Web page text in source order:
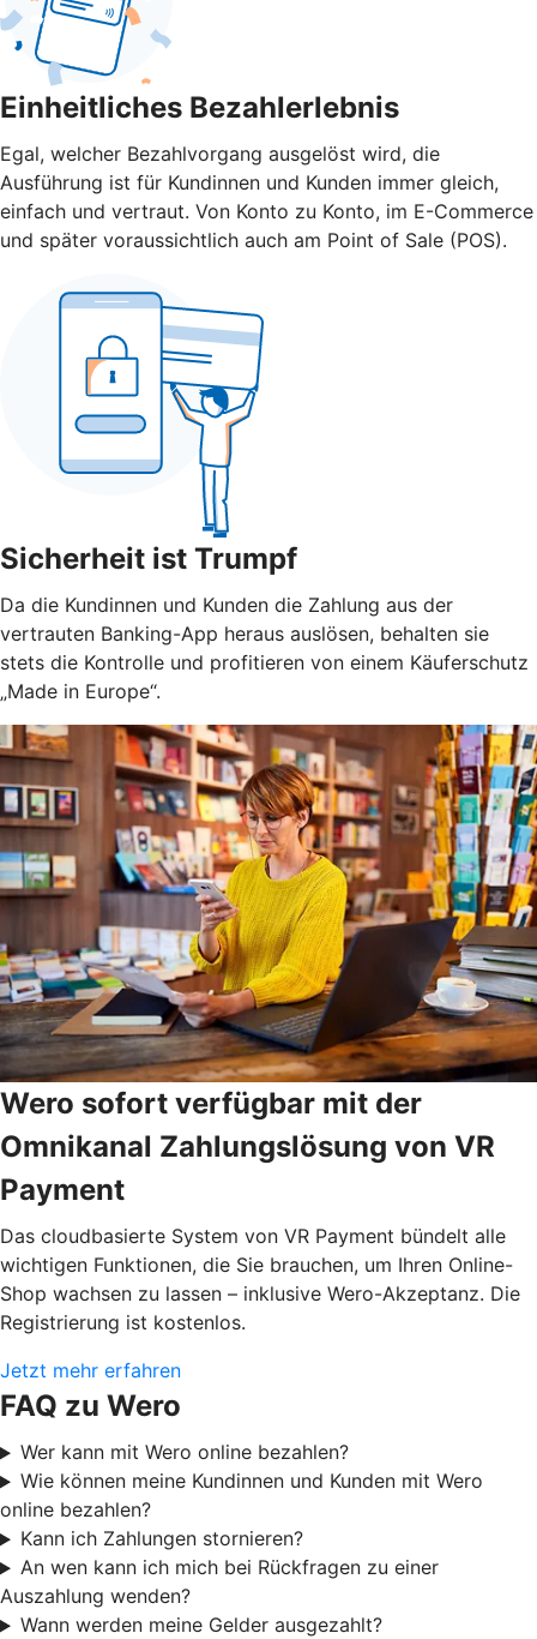
Einheitliches Bezahlerlebnis
Egal, welcher Bezahlvorgang ausgelöst wird, die
Ausführung ist für Kundinnen und Kunden immer gleich,
einfach und vertraut. Von Konto zu Konto, im E-Commerce
und später voraussichtlich auch am Point of Sale (POS).
Sicherheit ist Trumpf
Da die Kundinnen und Kunden die Zahlung aus der
vertrauten Banking-App heraus auslösen, behalten sie
stets die Kontrolle und profitieren von einem Käuferschutz
„Made in Europe“.
Wero sofort verfügbar mit der
Omnikanal Zahlungslösung von VR
Payment
Das cloudbasierte System von VR Payment bündelt alle
wichtigen Funktionen, die Sie brauchen, um Ihren Online-
Shop wachsen zu lassen – inklusive Wero-Akzeptanz. Die
Registrierung ist kostenlos.
Jetzt mehr erfahren
FAQ zu Wero
Wer kann mit Wero online bezahlen?
Wie können meine Kundinnen und Kunden mit Wero
online bezahlen?
Kann ich Zahlungen stornieren?
An wen kann ich mich bei Rückfragen zu einer
Auszahlung wenden?
Wann werden meine Gelder ausgezahlt?